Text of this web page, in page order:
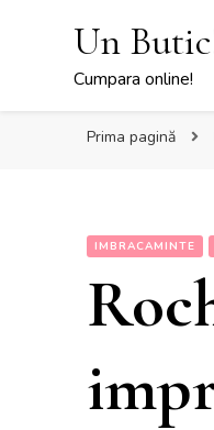
Un
Cumpara online!
Prima pagină
IMBRACAMINTE